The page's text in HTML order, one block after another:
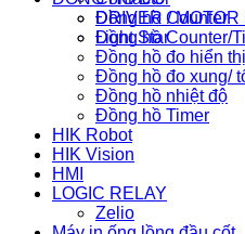
DRIVER / MOTOR
Light Star
Đồng hồ Counter
Đồng hồ Counter/
Đồng hồ đo hiển
Đồng hồ đo xung/
Đồng hồ nhiệt độ
Đồng hồ Timer
HIK Robot
HIK Vision
HMI
LOGIC RELAY
Zelio